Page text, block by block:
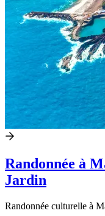
Randonnée à
Jardin
Randonnée culturelle à